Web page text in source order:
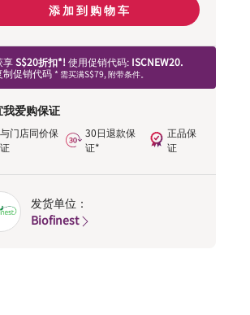
添加到购物车
享S$20折扣*! 使用促销代码: ISCNEW20.
制促销代码 * 需买满S$79, 附带条件。
我爱购保证
与门店同价保
证
30日退款保
证*
正品保
证
发货单位：
Biofinest